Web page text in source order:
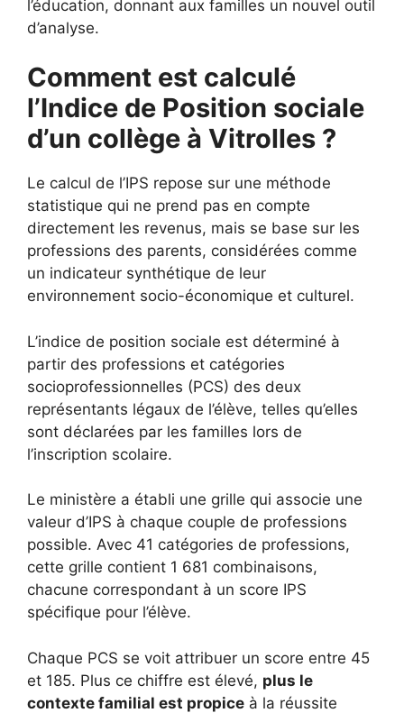
l’éducation, donnant aux familles un nouvel outil
d’analyse.
Comment est calculé
l’Indice de Position sociale
d’un collège à Vitrolles ?
Le calcul de l’IPS repose sur une méthode
statistique qui ne prend pas en compte
directement les revenus, mais se base sur les
professions des parents, considérées comme
un indicateur synthétique de leur
environnement socio-économique et culturel.
L’indice de position sociale est déterminé à
partir des professions et catégories
socioprofessionnelles (PCS) des deux
représentants légaux de l’élève, telles qu’elles
sont déclarées par les familles lors de
l’inscription scolaire.
Le ministère a établi une grille qui associe une
valeur d’IPS à chaque couple de professions
possible. Avec 41 catégories de professions,
cette grille contient 1 681 combinaisons,
chacune correspondant à un score IPS
spécifique pour l’élève.
Chaque PCS se voit attribuer un score entre 45
et 185. Plus ce chiffre est élevé, plus le
contexte familial est propice à la réussite